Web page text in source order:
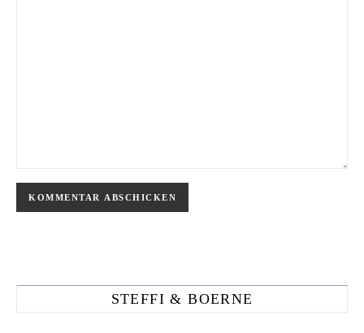
STEFFI & BOERNE